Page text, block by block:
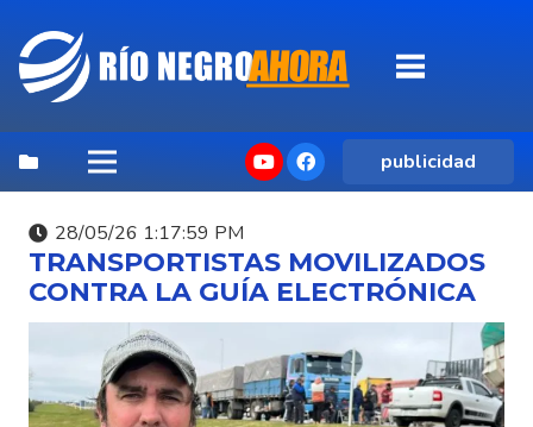
publicidad
28/05/26 1:17:59 PM
TRANSPORTISTAS MOVILIZADOS
CONTRA LA GUÍA ELECTRÓNICA